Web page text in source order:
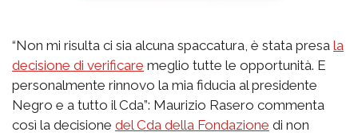
“Non mi risulta ci sia alcuna spaccatura, è stata presa la
decisione di verificare meglio tutte le opportunità. E
personalmente rinnovo la mia fiducia al presidente
Negro e a tutto il Cda”: Maurizio Rasero commenta
così la decisione del Cda della Fondazione di non